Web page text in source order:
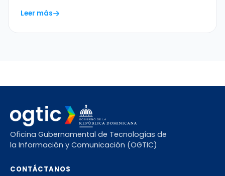
Leer más
Oficina Gubernamental de Tecnologías de
la Información y Comunicación (OGTIC)
CONTÁCTANOS